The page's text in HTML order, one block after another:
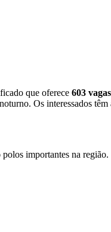
que oferece 603 vagas
Os interessados têm
polos importantes na região.